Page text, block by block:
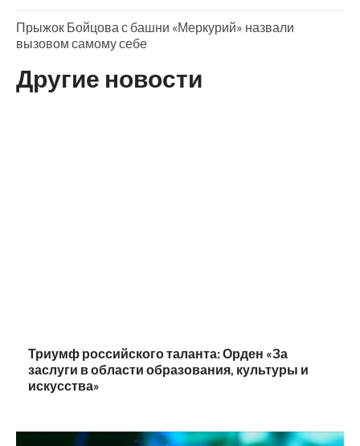
Прыжок Бойцова с башни «Меркурий» назвали
вызовом самому себе
Другие новости
Триумф российского таланта: Орден «За
заслуги в области образования, культуры и
искусства»